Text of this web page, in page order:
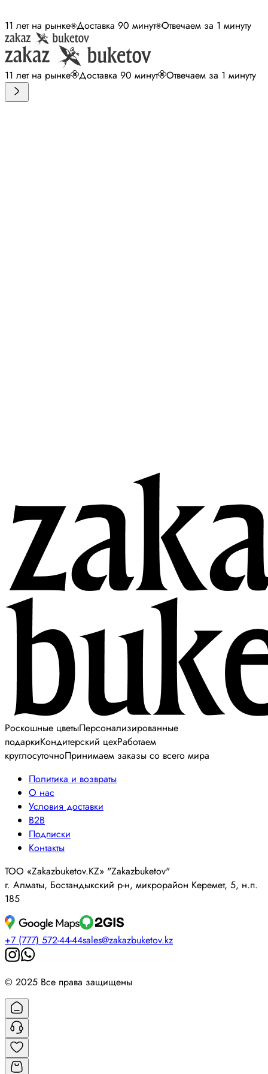
11 лет на рынке Доставка 90 минут Отвечаем за 1 минуту
11 лет на рынке Доставка 90 минут Отвечаем за 1 минуту
Роскошные цветыПерсонализированные
подаркиКондитерский цехРаботаем
круглосуточноПринимаем заказы со всего мира
Политика и возвраты
О нас
Условия доставки
B2B
Подписки
Контакты
ТОО «Zakazbuketov.KZ» "Zakazbuketov"
г. Алматы, Бостандыкский р-н, микрорайон Керемет, 5, н.п.
185
+7 (777) 572-44-44sales@zakazbuketov.kz
© 2025 Все права защищены